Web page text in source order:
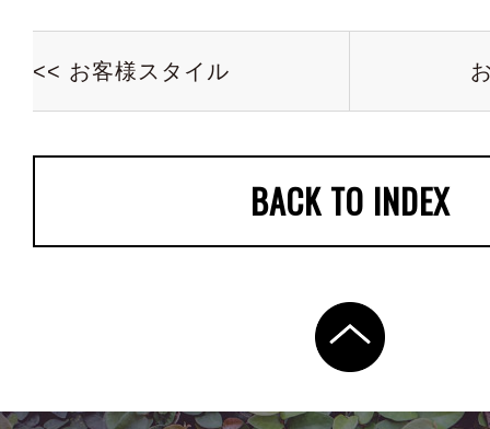
<< お客様スタイル
BACK TO INDEX